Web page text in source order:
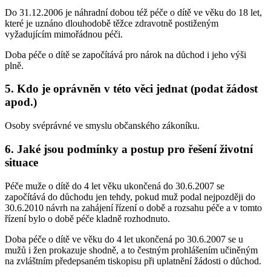
Do 31.12.2006 je náhradní dobou též péče o dítě ve věku do 18 let,
které je uznáno dlouhodobě těžce zdravotně postiženým
vyžadujícím mimořádnou péči.
Doba péče o dítě se započítává pro nárok na důchod i jeho výši
plně.
5. Kdo je oprávněn v této věci jednat (podat žádost
apod.)
Osoby svéprávné ve smyslu občanského zákoníku.
6. Jaké jsou podmínky a postup pro řešení životní
situace
Péče muže o dítě do 4 let věku ukončená do 30.6.2007 se
započítává do důchodu jen tehdy, pokud muž podal nejpozději do
30.6.2010 návrh na zahájení řízení o době a rozsahu péče a v tomto
řízení bylo o době péče kladně rozhodnuto.
Doba péče o dítě ve věku do 4 let ukončená po 30.6.2007 se u
mužů i žen prokazuje shodně, a to čestným prohlášením učiněným
na zvláštním předepsaném tiskopisu při uplatnění žádosti o důchod.